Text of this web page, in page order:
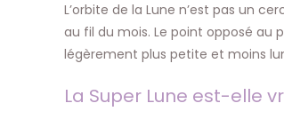
L’orbite de la Lune n’est pas un
au fil du mois. Le point opposé au
légèrement plus petite et moins
La Super Lune est-elle